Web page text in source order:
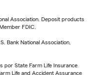
Association. Deposit products
FDIC.
Bank National Association,
por State Farm Life Insurance
Life and Accident Assurance